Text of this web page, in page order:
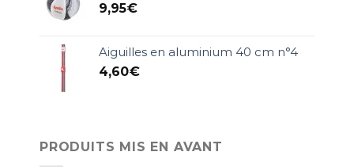
9,95€
Aiguilles en aluminium 40 cm n°4
4,60€
PRODUITS MIS EN AVANT